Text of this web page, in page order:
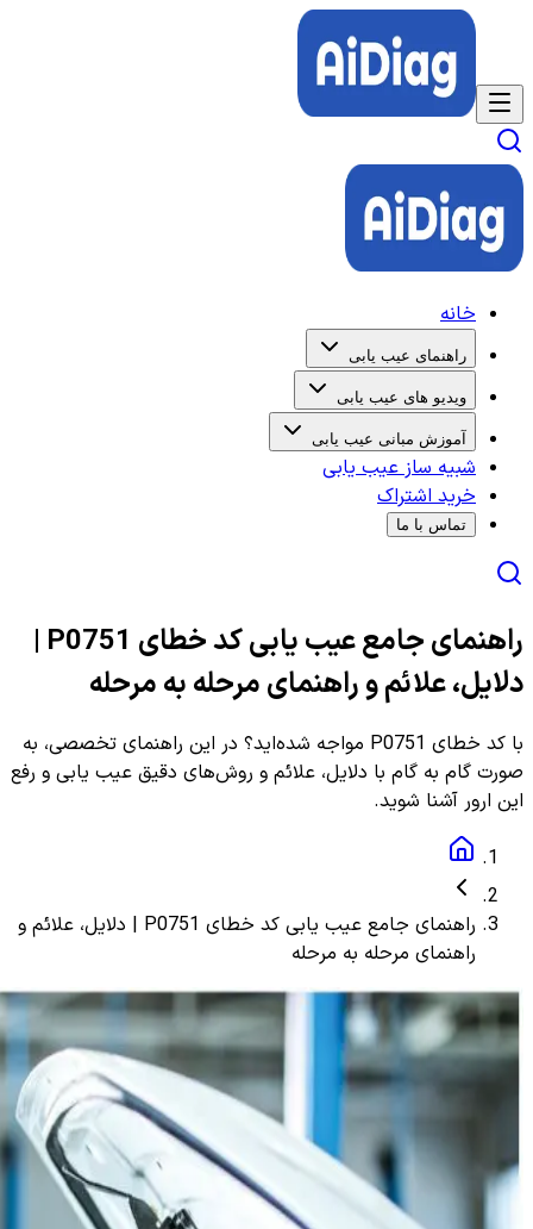
خانه
راهنمای عیب یابی
ویدیو های عیب یابی
آموزش مبانی عیب یابی
شبیه ساز عیب یابی
خرید اشتراک
تماس با ما
راهنمای جامع عیب یابی کد خطای P0751 |
دلایل، علائم و راهنمای مرحله به مرحله
با کد خطای P0751 مواجه شده‌اید؟ در این راهنمای تخصصی، به
صورت گام به گام با دلایل، علائم و روش‌های دقیق عیب یابی و رفع
این ارور آشنا شوید.
راهنمای جامع عیب یابی کد خطای P0751 | دلایل، علائم و
راهنمای مرحله به مرحله